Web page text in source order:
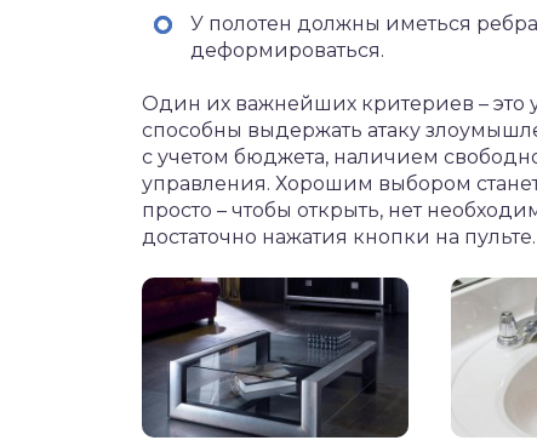
У полотен должны иметься
деформироваться.
Один их важнейших критериев – это
способны выдержать атаку
с учетом бюджета, наличием
управления. Хорошим выбором
просто – чтобы открыть, нет
достаточно нажатия кнопки на